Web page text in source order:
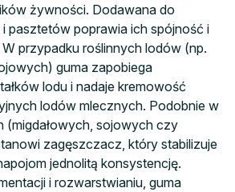
żywności. Dodawana do
i pasztetów poprawia ich spójność i
przypadku roślinnych lodów (np.
guma zapobiega
lodu i nadaje kremowość
lodów mlecznych. Podobnie w
(migdałowych, sojowych czy
zagęszczacz, który stabilizuje
jednolitą konsystencję.
i rozwarstwianiu, guma